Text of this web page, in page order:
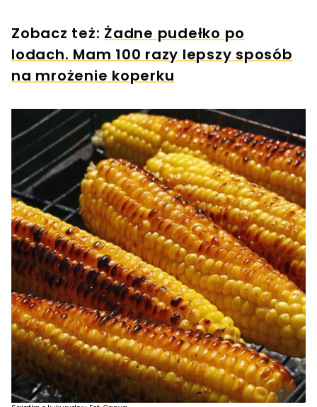
Zobacz też: Żadne pudełko po
lodach. Mam 100 razy lepszy sposób
na mrożenie koperku